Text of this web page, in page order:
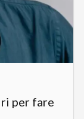
per fare